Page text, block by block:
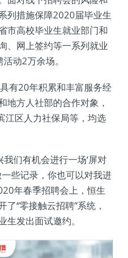
列措施保障2020届毕业生
市高校毕业生就业部门和
、网上签约等一系列就业
动2万余场。
有20年积累和丰富服务经
地方人社部的合作对象，
江区人力社保局等，均选
们有机会进行一场‘屏对
些记录，你也可以对我进
年春季招聘会上，恒生
“零接触云招聘”系统，
发出面试邀约。